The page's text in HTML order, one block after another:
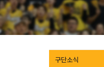
구단소식